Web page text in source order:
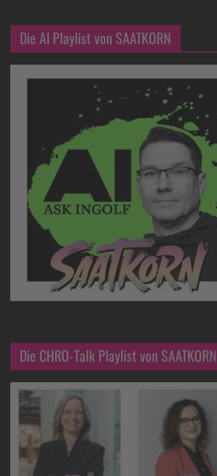
Die AI Playlist von SAATKORN
Die CHRO-Talk Playlist von SAATKORN